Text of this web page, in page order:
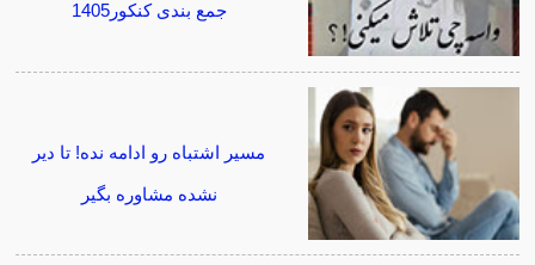
جمع بندی کنکور1405
مسیر اشتباه رو ادامه نده! تا دیر
نشده مشاوره بگیر